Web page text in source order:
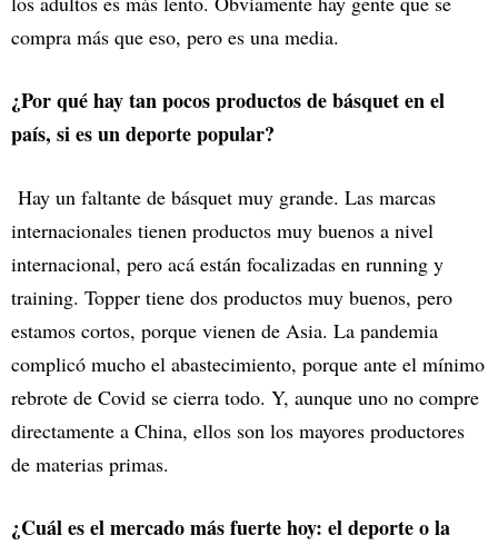
compra más que eso, pero es una media.
¿Por qué hay tan pocos productos de básquet en el
país, si es un deporte popular?
Hay un faltante de básquet muy grande. Las marcas
internacionales tienen productos muy buenos a nivel
internacional, pero acá están focalizadas en running y
training. Topper tiene dos productos muy buenos, pero
estamos cortos, porque vienen de Asia. La pandemia
complicó mucho el abastecimiento, porque ante el mínimo
rebrote de Covid se cierra todo. Y, aunque uno no compre
directamente a China, ellos son los mayores productores
de materias primas.
¿Cuál es el mercado más fuerte hoy: el deporte o la